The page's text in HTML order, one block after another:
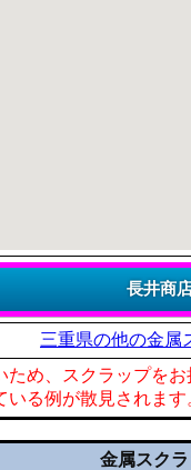
三重県の他の金属
め、スクラップを
る例が散見されます
金属スク